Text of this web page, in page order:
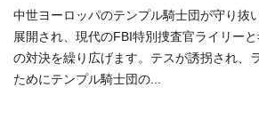
中世ヨーロッパのテンプル騎士団が守り抜
展開され、現代のFBI特別捜査官ライリー
の対決を繰り広げます。テスが誘拐され、
ためにテンプル騎士団の...